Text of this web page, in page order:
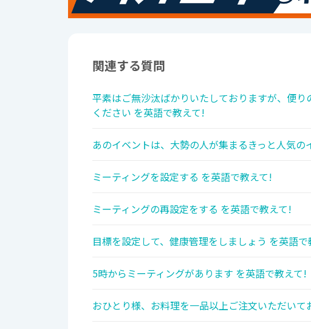
関連する質問
平素はご無沙汰ばかりいたしておりますが、便
ください を英語で教えて!
あのイベントは、大勢の人が集まるきっと人気の
ミーティングを設定する を英語で教えて!
ミーティングの再設定をする を英語で教えて!
目標を設定して、健康管理をしましょう を英語
5時からミーティングがあります を英語で教えて!
おひとり様、お料理を一品以上ご注文いただいて